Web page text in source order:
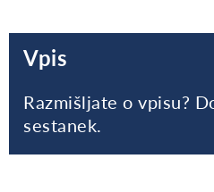
Vpis
Razmišljate o vpisu?
sestanek.